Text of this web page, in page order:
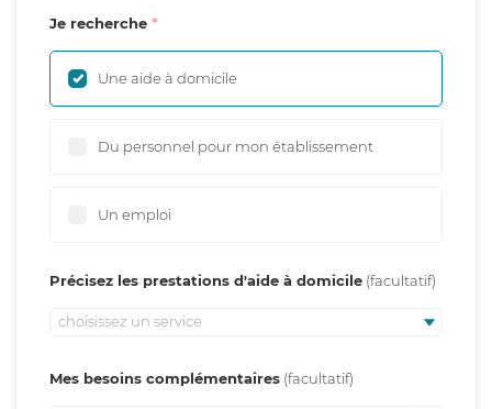
Je recherche
Une aide à domicile
Du personnel pour mon établissement
Un emploi
Précisez les prestations d'aide à domicile
choisissez un service
Mes besoins complémentaires